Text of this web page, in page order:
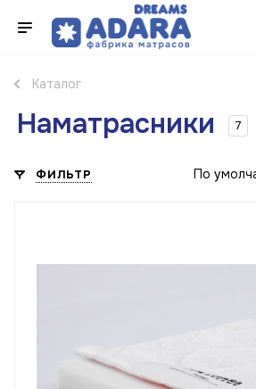
Каталог
Наматрасники 7
ФИЛЬТР По